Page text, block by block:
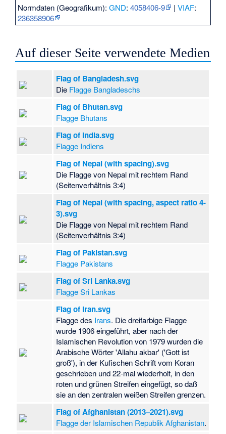
Normdaten (Geografikum):GND:4058406-9 |VIAF:
236358906
Auf dieser Seite verwendete Medien
Flag of Bangladesh.svg
Die Flagge Bangladeschs
Flag of Bhutan.svg
Flagge Bhutans
Flag of India.svg
Flagge Indiens
Flag of Nepal (with spacing).svg
Die Flagge von Nepal mit rechtem Rand
(Seitenverhältnis 3:4)
Flag of Nepal (with spacing, aspect ratio 4-
3).svg
Die Flagge von Nepal mit rechtem Rand
(Seitenverhältnis 3:4)
Flag of Pakistan.svg
Flagge Pakistans
Flag of Sri Lanka.svg
Flagge Sri Lankas
Flag of Iran.svg
Flagge des Irans. Die dreifarbige Flagge
wurde 1906 eingeführt, aber nach der
Islamischen Revolution von 1979 wurden die
Arabische Wörter 'Allahu akbar' ('Gott ist
groß'), in der Kufischen Schrift vom Koran
geschrieben und 22-mal wiederholt, in den
roten und grünen Streifen eingefügt, so daß
sie an den zentralen weißen Streifen grenzen.
Flag of Afghanistan (2013–2021).svg
Flagge der Islamischen Republik Afghanistan.